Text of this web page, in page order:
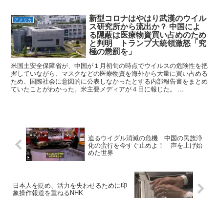
アメリカ 新型コロナはやはり武漢のウイル
ス研究所から流出か？ 中国によ
る隠蔽は医療物資買い占めのため
と判明 トランプ大統領激怒「究
極の懲罰を」
米国土安全保障省が、中国が１月初旬の時点でウイルスの危険性を把
握していながら、マスクなどの医療物資を海外から大量に買い占める
ため、国際社会に意図的に公表しなかったとする内部報告書をまとめ
ていたことがわかった。米主要メディアが４日に報じた。 ...
迫るウイグル消滅の危機 中国の民族浄
化の蛮行を今すぐ止めよ！ 声を上げ始
めた世界
日本人を貶め、活力を失わせるために印
象操作報道を重ねるNHK